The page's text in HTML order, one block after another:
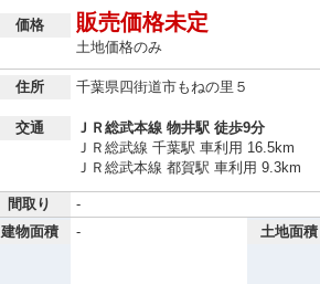
価格 販売価格未定
土地価格のみ
住所 千葉県四街道市もねの里５
交通
ＪＲ総武本線 物井駅 徒歩9分
ＪＲ総武線 千葉駅 車利用 16.5km
ＪＲ総武本線 都賀駅 車利用 9.3km
間取り
-
建物面積
- 土地面積